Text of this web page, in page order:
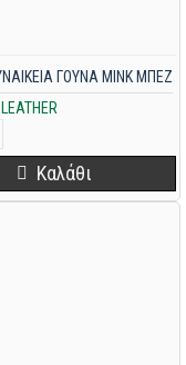
ΓΟΥΝΑ MINK ΜΠΕΖ
Καλάθι